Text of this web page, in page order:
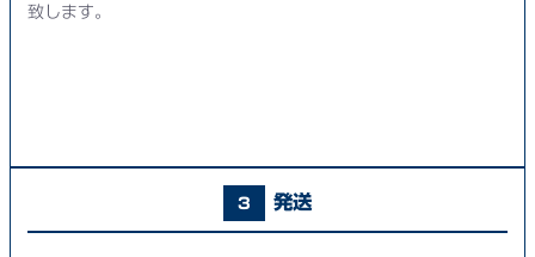
致します。
3 発送